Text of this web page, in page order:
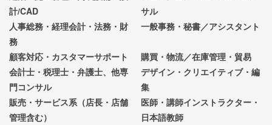
計/CAD
サル
人事総務・経理会計・法務・財
務
一般事務・秘書／アシスタント
顧客対応・カスタマーサポート
購買・物流／在庫管理・貿易
会計士・税理士・弁護士、他専
門コンサル
デザイン・クリエイティブ・編
集
販売・サービス系（店長・店舗
管理含む）
医師・講師インストラクター・
日本語教師